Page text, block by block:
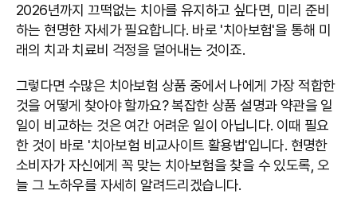
2026년까지 끄떡없는 치아를 유지하고 싶다면, 미리 준비
하는 현명한 자세가 필요합니다. 바로 '치아보험'을 통해 미
래의 치과 치료비 걱정을 덜어내는 것이죠.
그렇다면 수많은 치아보험 상품 중에서 나에게 가장 적합한
것을 어떻게 찾아야 할까요? 복잡한 상품 설명과 약관을 일
일이 비교하는 것은 여간 어려운 일이 아닙니다. 이때 필요
한 것이 바로 '치아보험 비교사이트 활용법'입니다. 현명한
소비자가 자신에게 꼭 맞는 치아보험을 찾을 수 있도록, 오
늘 그 노하우를 자세히 알려드리겠습니다.